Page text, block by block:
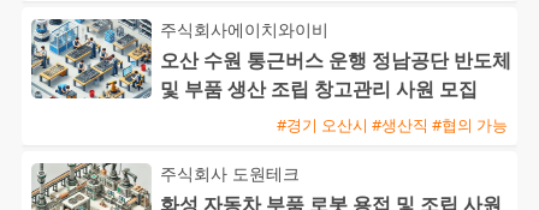
주식회사에이치와이비
오산 수원 통근버스 운행 정남공단 반도체
및 부품 생산 조립 창고관리 사원 모집
#경기 오산시 #생산직 #협의 가능
주식회사 도원테크
화성 자동차 부품 로봇 용접 및 조립 사원